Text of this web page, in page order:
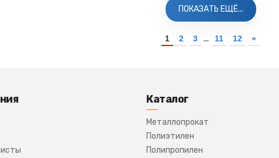
ПОКАЗАТЬ ЕЩЁ...
1 2 3 ... 11 12 »
Каталог
Металлопрокат
Полиэтилен
Полипропилен